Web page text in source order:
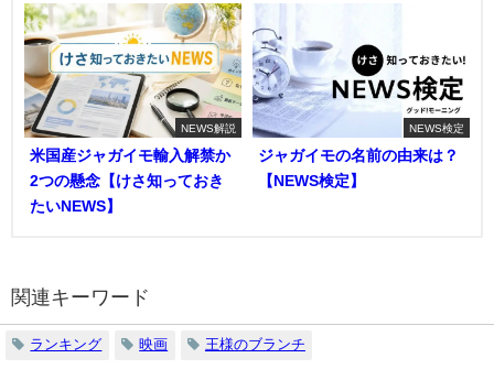
NEWS解説
米国産ジャガイモ輸入解禁か
2つの懸念【けさ知っておき
たいNEWS】
NEWS検定
ジャガイモの名前の由来は？
【NEWS検定】
関連キーワード
ランキング 映画 王様のブランチ